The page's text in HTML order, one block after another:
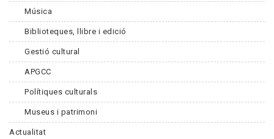
Música
Biblioteques, llibre i edició
Gestió cultural
APGCC
Polítiques culturals
Museus i patrimoni
Actualitat